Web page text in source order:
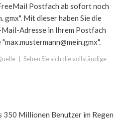
Postfach ab sofort noch
gmx". Mit dieser haben Sie die
Adresse in Ihrem Postfach
"max.mustermann@mein.gmx".
Sehen Sie sich die vollständige
350 Millionen Benutzer im Regen